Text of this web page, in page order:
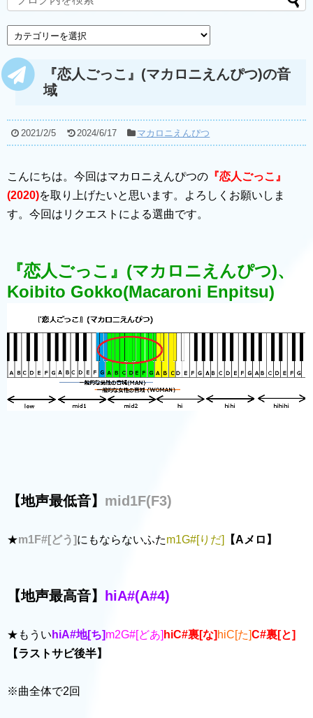
『恋人ごっこ』(マカロニえんぴつ)の音
域
2021/2/5 2024/6/17 マカロニえんぴつ
こんにちは。今回はマカロニえんぴつの 『恋人ごっこ』
(2020)を取り上げたいと思います。よろしくお願いしま
す。今回はリクエストによる選曲です。
『恋人ごっこ』(マカロニえんぴつ)、
Koibito Gokko(Macaroni Enpitsu)
【地声最低音】 mid1F(F3)
★m1F#[どう]にもならないふたm1G#[りだ] 【Aメロ】
【地声最高音】 hiA#(A#4)
★もうい hiA#地[ち]m2G#[どあ] hiC#裏[な] hiC[た]C#裏[と]
【ラストサビ後半】
※曲全体で2回